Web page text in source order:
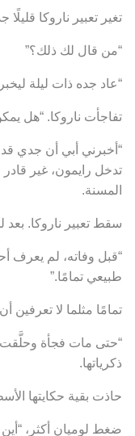
تغير تعبير ناروكا قليلًا
“من قال لك ذلك؟”
“عاد جده ذات ليلة
تفاجأت ناروكا. “هل
“أخبرني أبي أن جدي
تدخل رايمون، غير
المسنة.
سقط تعبير ناروكا. بعد
“قبل وفاته، لم يعرف
طبيعي تمامًا.”
تمامًا مثلما لا
“حتى مات فجأة وحلَّقت
ذكرياتها.
حاذت بقية حكايتها
ضغط لوميان أكثر،